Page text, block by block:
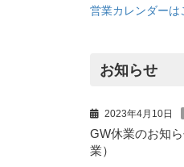
営業カレンダーは
お知らせ
2023年4月10日
GW休業のお知
業）